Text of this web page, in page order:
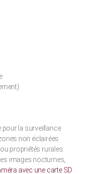
pour la surveillance
non éclairées
propriétés rurales.
images nocturnes,
avec une carte SD